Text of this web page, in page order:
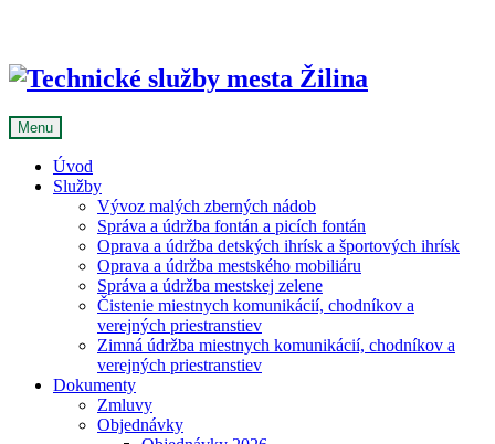
Menu
Úvod
Služby
Vývoz malých zberných nádob
Správa a údržba fontán a picích fontán
Oprava a údržba detských ihrísk a športových ihrísk
Oprava a údržba mestského mobiliáru
Správa a údržba mestskej zelene
Čistenie miestnych komunikácií, chodníkov a
verejných priestranstiev
Zimná údržba miestnych komunikácií, chodníkov a
verejných priestranstiev
Dokumenty
Zmluvy
Objednávky